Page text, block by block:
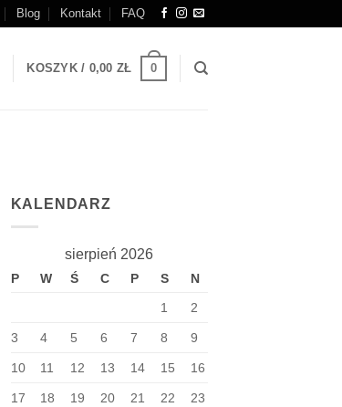
Blog Kontakt FAQ
KOSZYK / 0,00 ZŁ 0
KALENDARZ
sierpień 2026
P W Ś C P S
N
1
2
3 4 5 6 7 8 9
10 11 12 13 14 15 16
17 18 19 20 21 22 23